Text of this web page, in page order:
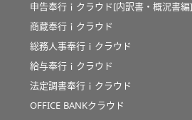
申告奉行ｉクラウド[内訳書・概況書編]
商蔵奉行ｉクラウド
総務人事奉行ｉクラウド
給与奉行ｉクラウド
法定調書奉行ｉクラウド
OFFICE BANKクラウド